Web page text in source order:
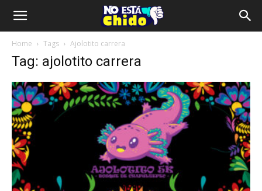
Home Tags Ajolotito carrera
Tag: ajolotito carrera